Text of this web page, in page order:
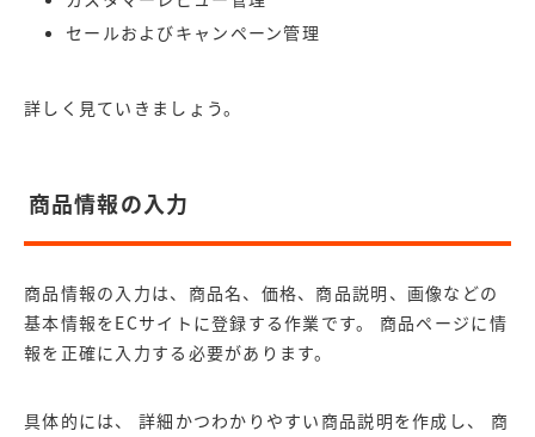
セールおよびキャンペーン管理
詳しく見ていきましょう。
商品情報の入力
商品情報の入力は、商品名、価格、商品説明、画像などの
基本情報をECサイトに登録する作業です。 商品ページに情
報を正確に入力する必要があります。
具体的には、 詳細かつわかりやすい商品説明を作成し、 商